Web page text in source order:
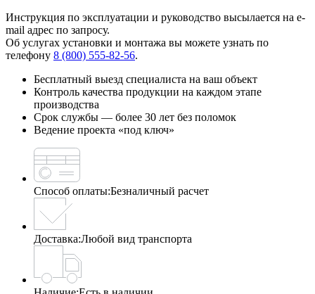
Инструкция по эксплуатации и руководство высылается на e-
mail адрес по запросу.
Об услугах установки и монтажа вы можете узнать по
телефону 8 (800) 555-82-56.
Бесплатный выезд специалиста на ваш объект
Контроль качества продукции на каждом этапе
производства
Срок службы — более 30 лет без поломок
Ведение проекта «под ключ»
Способ оплаты:Безналичный расчет
Доставка:Любой вид транспорта